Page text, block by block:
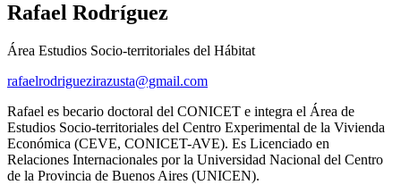
Rafael Rodríguez
Área Estudios Socio-territoriales del Hábitat
rafaelrodriguezirazusta@gmail.com
Rafael es becario doctoral del CONICET e integra el Área de
Estudios Socio-territoriales del Centro Experimental de la Vivienda
Económica (CEVE, CONICET-AVE). Es Licenciado en
Relaciones Internacionales por la Universidad Nacional del Centro
de la Provincia de Buenos Aires (UNICEN).